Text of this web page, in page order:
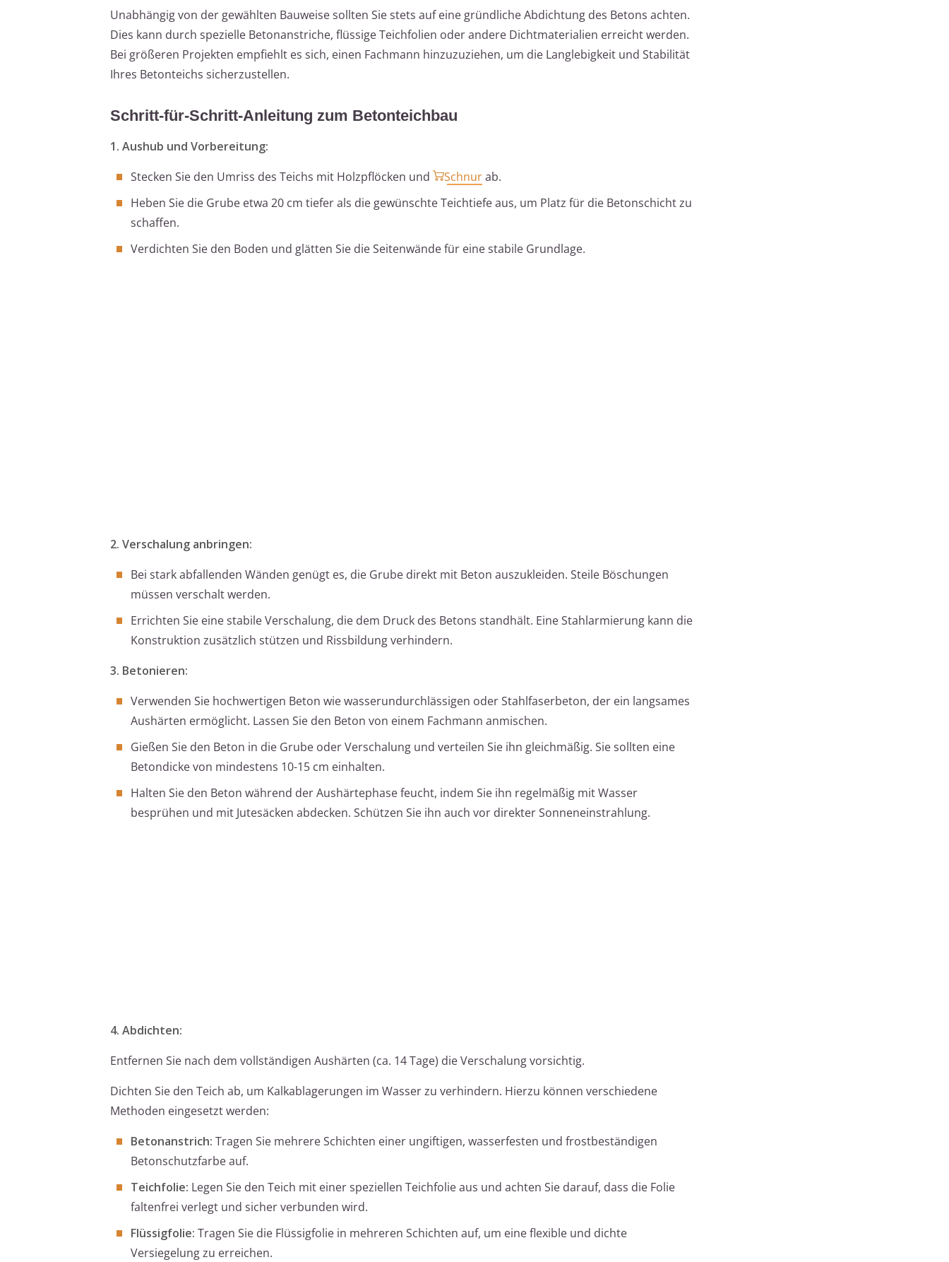
Unabhängig von der gewählten Bauweise sollten Sie stets auf eine gründliche Abdichtung des Betons achten.
Dies kann durch spezielle Betonanstriche, flüssige Teichfolien oder andere Dichtmaterialien erreicht werden.
Bei größeren Projekten empfiehlt es sich, einen Fachmann hinzuzuziehen, um die Langlebigkeit und Stabilität
Ihres Betonteichs sicherzustellen.
Schritt-für-Schritt-Anleitung zum Betonteichbau
1. Aushub und Vorbereitung:
Stecken Sie den Umriss des Teichs mit Holzpflöcken und
Schnurab.
Heben Sie die Grube etwa 20 cm tiefer als die gewünschte Teichtiefe aus, um Platz für die Betonschicht zu
schaffen.
Verdichten Sie den Boden und glätten Sie die Seitenwände für eine stabile Grundlage.
2. Verschalung anbringen:
Bei stark abfallenden Wänden genügt es, die Grube direkt mit Beton auszukleiden. Steile Böschungen
müssen verschalt werden.
Errichten Sie eine stabile Verschalung, die dem Druck des Betons standhält. Eine Stahlarmierung kann die
Konstruktion zusätzlich stützen und Rissbildung verhindern.
3. Betonieren:
Verwenden Sie hochwertigen Beton wie wasserundurchlässigen oder Stahlfaserbeton, der ein langsames
Aushärten ermöglicht. Lassen Sie den Beton von einem Fachmann anmischen.
Gießen Sie den Beton in die Grube oder Verschalung und verteilen Sie ihn gleichmäßig. Sie sollten eine
Betondicke von mindestens 10-15 cm einhalten.
Halten Sie den Beton während der Aushärtephase feucht, indem Sie ihn regelmäßig mit Wasser
besprühen und mit Jutesäcken abdecken. Schützen Sie ihn auch vor direkter Sonneneinstrahlung.
4. Abdichten:
Entfernen Sie nach dem vollständigen Aushärten (ca. 14 Tage) die Verschalung vorsichtig.
Dichten Sie den Teich ab, um Kalkablagerungen im Wasser zu verhindern. Hierzu können verschiedene
Methoden eingesetzt werden:
Betonanstrich: Tragen Sie mehrere Schichten einer ungiftigen, wasserfesten und frostbeständigen
Betonschutzfarbe auf.
Teichfolie: Legen Sie den Teich mit einer speziellen Teichfolie aus und achten Sie darauf, dass die Folie
faltenfrei verlegt und sicher verbunden wird.
Flüssigfolie: Tragen Sie die Flüssigfolie in mehreren Schichten auf, um eine flexible und dichte
Versiegelung zu erreichen.